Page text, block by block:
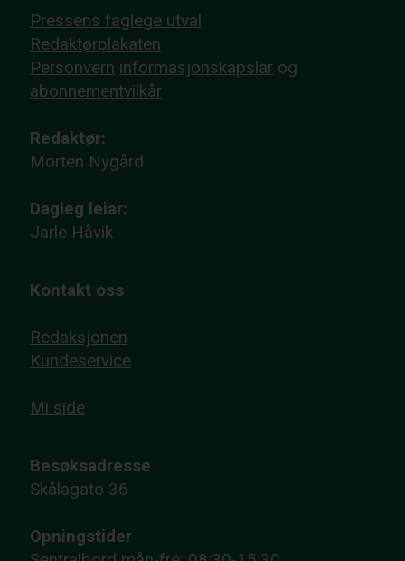
Pressens faglege utval
Redaktørplakaten
Personvern informasjonskapslar og
abonnementvilkår
Redaktør:
Morten Nygård
Dagleg leiar:
Jarle Håvik
Kontakt oss
Redaksjonen
Kundeservice
Mi side
Besøksadresse
Skålagato 36
Opningstider